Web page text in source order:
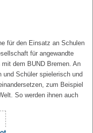
für den Einsatz an Schulen
für angewandte
dem BUND Bremen. An
Schüler spielerisch und
zum Beispiel
So werden ihnen auch